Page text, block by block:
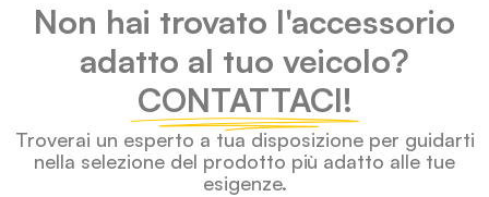
Non hai trovato l'accessorio
adatto al tuo veicolo?
CONTATTACI!
Troverai un esperto a tua disposizione per guidarti
nella selezione del prodotto più adatto alle tue
esigenze.